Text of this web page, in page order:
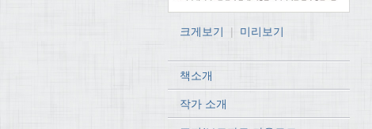
크게보기 | 미리보기
책소개
작가 소개